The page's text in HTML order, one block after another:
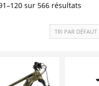
sur 566 résultats